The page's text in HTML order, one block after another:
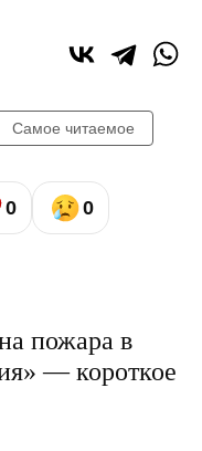
Самое читаемое
0 0
пожара в
— короткое